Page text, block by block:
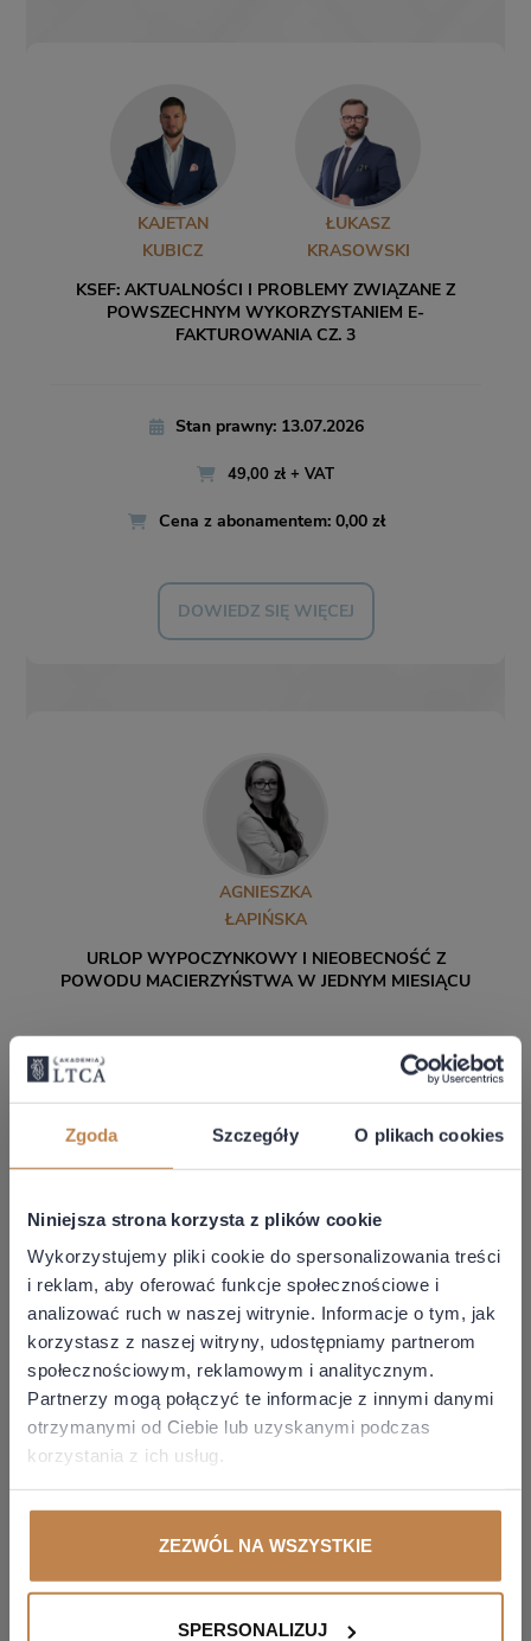
Zgoda Szczegóły O plikach cookies
Niniejsza strona korzysta z plików cookie
Wykorzystujemy pliki cookie do spersonalizowania treści
i reklam, aby oferować funkcje społecznościowe i
analizować ruch w naszej witrynie. Informacje o tym, jak
korzystasz z naszej witryny, udostępniamy partnerom
społecznościowym, reklamowym i analitycznym.
Partnerzy mogą połączyć te informacje z innymi danymi
otrzymanymi od Ciebie lub uzyskanymi podczas
korzystania z ich usług.
ZEZWÓL NA WSZYSTKIE
SPERSONALIZUJ
KAJETAN
KUBICZ
ŁUKASZ
KRASOWSKI
KSEF: AKTUALNOŚCI I PROBLEMY ZWIĄZANE Z
POWSZECHNYM WYKORZYSTANIEM E-
FAKTUROWANIA CZ. 3
Stan prawny: 13.07.2026
49,00 zł + VAT
Cena z abonamentem: 0,00 zł
DOWIEDZ SIĘ WIĘCEJ
AGNIESZKA
ŁAPIŃSKA
URLOP WYPOCZYNKOWY I NIEOBECNOŚĆ Z
POWODU MACIERZYŃSTWA W JEDNYM MIESIĄCU
49,00 zł + VAT
DOWIEDZ SIĘ WIĘCEJ
NIEBUDEK
ŚNIADANIE PODATKOWE 10.07.2026